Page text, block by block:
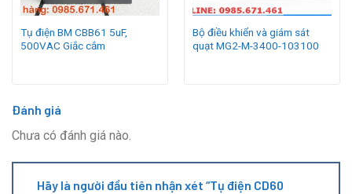
Tụ điện BM CBB61 5uF,
500VAC Giắc cắm
Bộ điều khiển và giám sát
quạt MG2-M-3400-103100
Đánh giá
Chưa có đánh giá nào.
Hãy là người đầu tiên nhận xét “Tụ điện CD60